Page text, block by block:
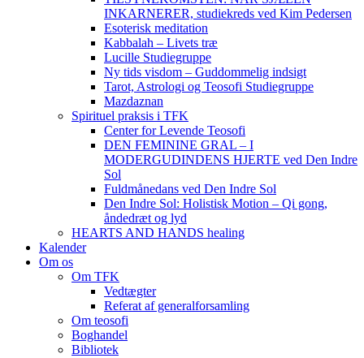
INKARNERER, studiekreds ved Kim Pedersen
Esoterisk meditation
Kabbalah – Livets træ
Lucille Studiegruppe
Ny tids visdom – Guddommelig indsigt
Tarot, Astrologi og Teosofi Studiegruppe
Mazdaznan
Spirituel praksis i TFK
Center for Levende Teosofi
DEN FEMININE GRAL – I
MODERGUDINDENS HJERTE ved Den Indre
Sol
Fuldmånedans ved Den Indre Sol
Den Indre Sol: Holistisk Motion – Qi gong,
åndedræt og lyd
HEARTS AND HANDS healing
Kalender
Om os
Om TFK
Vedtægter
Referat af generalforsamling
Om teosofi
Boghandel
Bibliotek